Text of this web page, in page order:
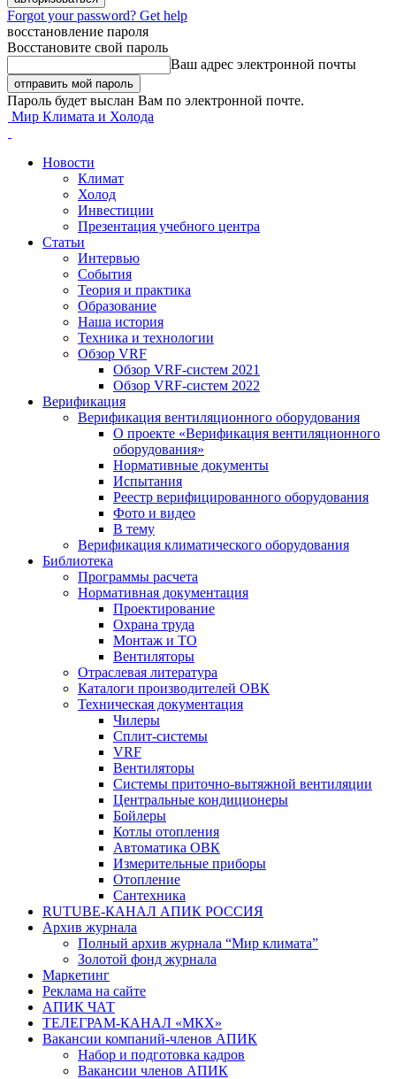
Forgot your password? Get help
восстановление пароля
Восстановите свой пароль
Ваш адрес электронной почты
Пароль будет выслан Вам по электронной почте.
Мир Климата и Холода
Новости
Климат
Холод
Инвестиции
Презентация учебного центра
Статьи
Интервью
События
Теория и практика
Образование
Наша история
Техника и технологии
Обзор VRF
Обзор VRF-систем 2021
Обзор VRF-систем 2022
Верификация
Верификация вентиляционного оборудования
О проекте «Верификация вентиляционного
оборудования»
Нормативные документы
Испытания
Реестр верифицированного оборудования
Фото и видео
В тему
Верификация климатического оборудования
Библиотека
Программы расчета
Нормативная документация
Проектирование
Охрана труда
Монтаж и ТО
Вентиляторы
Отраслевая литература
Каталоги производителей ОВК
Техническая документация
Чилеры
Сплит-системы
VRF
Вентиляторы
Системы приточно-вытяжной вентиляции
Центральные кондиционеры
Бойлеры
Котлы отопления
Автоматика ОВК
Измерительные приборы
Отопление
Сантехника
RUTUBE-КАНАЛ АПИК РОССИЯ
Архив журнала
Полный архив журнала “Мир климата”
Золотой фонд журнала
Маркетинг
Реклама на сайте
АПИК ЧАТ
ТЕЛЕГРАМ-КАНАЛ «МКХ»
Вакансии компаний-членов АПИК
Набор и подготовка кадров
Вакансии членов АПИК